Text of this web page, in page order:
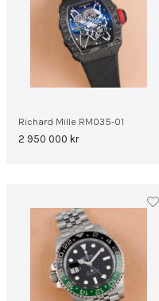
Richard Mille RM035-01
2 950 000 kr